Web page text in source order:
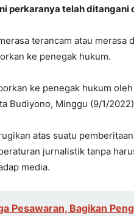
perkaranya telah ditangani
terancam atau merasa
ke penegak hukum.
ke penegak hukum
Budiyono, Minggu (9/1/
atas suatu
jurnalistik tanpa
media.
Pesawaran, Bagikan